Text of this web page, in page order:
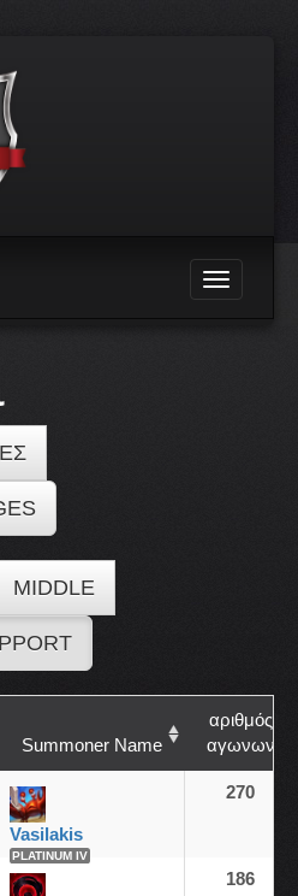
Toggle
navigation
MIDDLE
Summoner Name
αριθμός
αγωνων
Vasilakis
PLATINUM IV
270
186